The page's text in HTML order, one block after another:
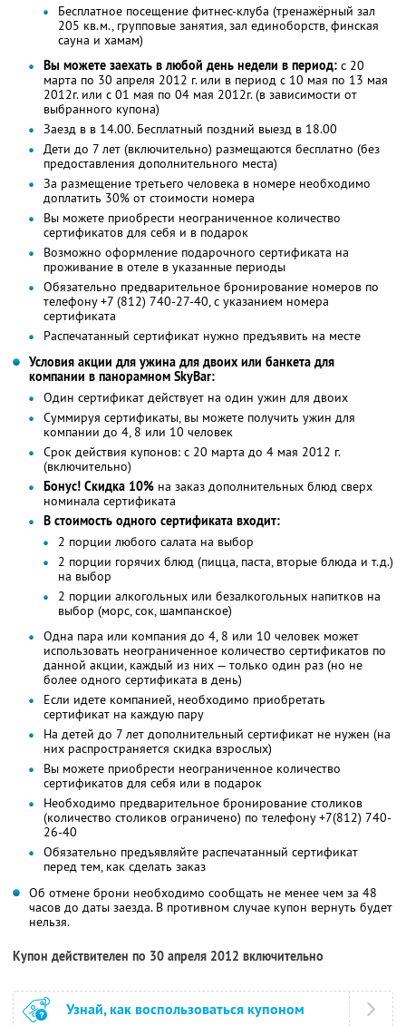
Бесплатное посещение фитнес-клуба (тренажёрный зал
205 кв.м., групповые занятия, зал единоборств, финская
сауна и хамам)
Вы можете заехать в любой день недели в период: с 20
марта по 30 апреля 2012 г. или в период с 10 мая по 13 мая
2012г. или с 01 мая по 04 мая 2012г. (в зависимости от
выбранного купона)
Заезд в в 14.00. Бесплатный поздний выезд в 18.00
Дети до 7 лет (включительно) размещаются бесплатно (без
предоставления дополнительного места)
За размещение третьего человека в номере необходимо
доплатить 30% от стоимости номера
Вы можете приобрести неограниченное количество
сертификатов для себя и в подарок
Возможно оформление подарочного сертификата на
проживание в отеле в указанные периоды
Обязательно предварительное бронирование номеров по
телефону +7 (812) 740-27-40, с указанием номера
сертификата
Распечатанный сертификат нужно предъявить на месте
Условия акции для ужина для двоих или банкета для
компании в панорамном SkyBаr:
Один сертификат действует на один ужин для двоих
Суммируя сертификаты, вы можете получить ужин для
компании до 4, 8 или 10 человек
Срок действия купонов: с 20 марта до 4 мая 2012 г.
(включительно)
Бонус! Cкидка 10% на заказ дополнительных блюд сверх
номинала сертификата
В стоимость одного сертификата входит:
2 порции любого салата на выбор
2 порции горячих блюд (пицца, паста, вторые блюда и т.д.)
на выбор
2 порции алкогольных или безалкогольных напитков на
выбор (морс, сок, шампанское)
Одна пара или компания до 4, 8 или 10 человек может
использовать неограниченное количество сертификатов по
данной акции, каждый из них — только один раз (но не
более одного сертификата в день)
Если идете компанией, необходимо приобретать
сертификат на каждую пару
На детей до 7 лет дополнительный сертификат не нужен (на
них распространяется скидка взрослых)
Вы можете приобрести неограниченное количество
сертификатов для себя или в подарок
Необходимо предварительное бронирование столиков
(количество столиков ограничено) по телефону +7(812) 740-
26-40
Обязательно предъявляйте распечатанный сертификат
перед тем, как сделать заказ
Об отмене брони необходимо сообщать не менее чем за 48
часов до даты заезда. В противном случае купон вернуть будет
нельзя.
Купон действителен по 30 апреля 2012 включительно
Узнай, как воспользоваться купоном